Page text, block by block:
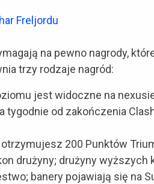
Freljordu
na pewno nagrody,
trzy rodzaje nagród:
jest widoczne na
tygodnie od zakończenia
200 Punktów
drużyny; drużyny wyższych
banery pojawiają się na